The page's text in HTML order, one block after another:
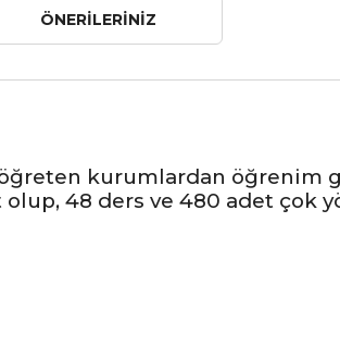
ÖNERILERINIZ
kurumlardan öğrenim
olup, 48 ders ve 480 adet çok